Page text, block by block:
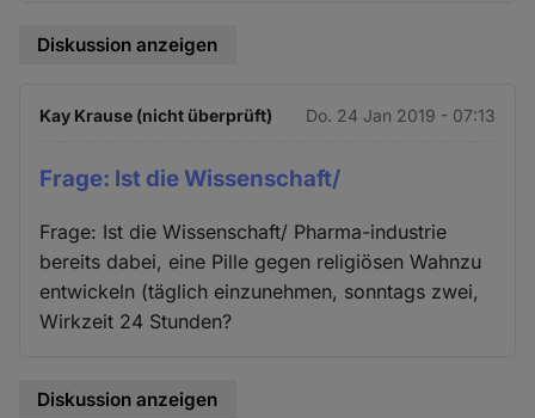
Diskussion anzeigen
Kay Krause (nicht überprüft) Do. 24 Jan 2019 - 07:13
Frage: Ist die Wissenschaft/
Frage: Ist die Wissenschaft/ Pharma-industrie
bereits dabei, eine Pille gegen religiösen Wahnzu
entwickeln (täglich einzunehmen, sonntags zwei,
Wirkzeit 24 Stunden?
Diskussion anzeigen